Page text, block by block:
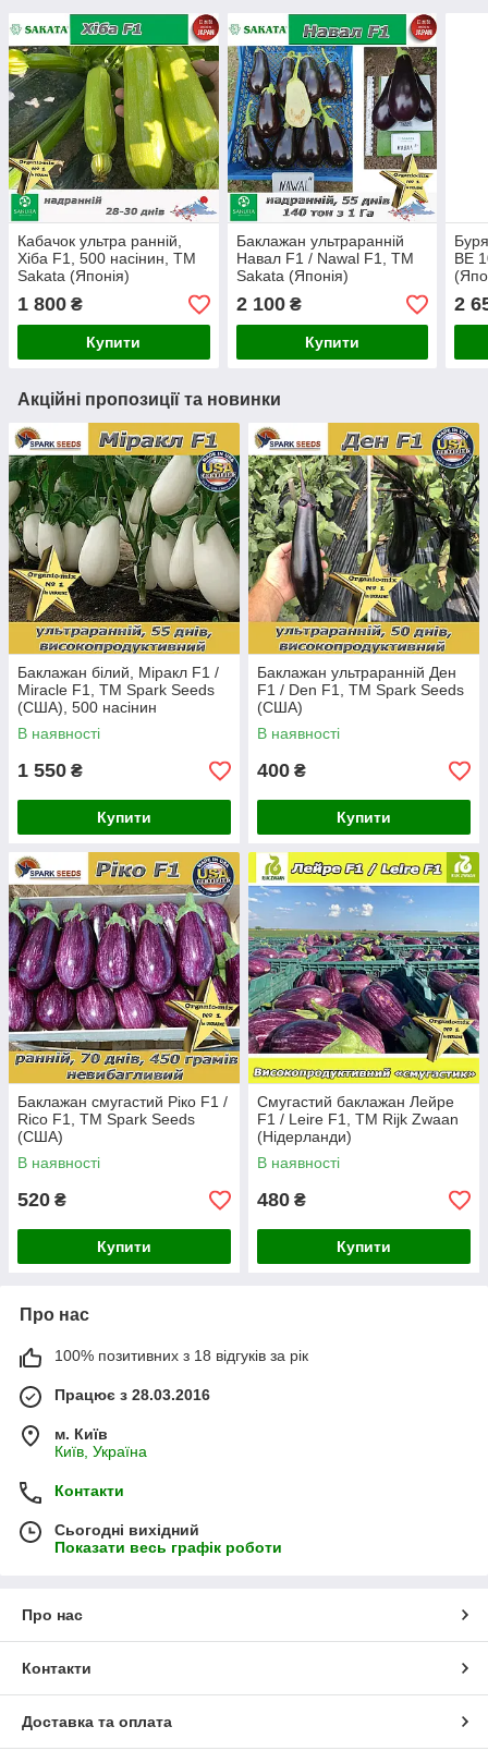
Кабачок ультра ранній,
Хіба F1, 500 насінин, ТМ
Sakata (Японія)
1 800 ₴
Купити
Баклажан ультраранній
Навал F1 / Nawal F1, ТМ
Sakata (Японія)
2 100₴
Купити
BE
2
Акційні пропозиції та новинки
Баклажан білий, Міракл F1 /
Miracle F1, ТМ Spark Seeds
(США), 500 насінин
В наявності
1 550 ₴
Купити
Баклажан ультраранній Ден
F1 / Den F1, ТМ Spark Seeds
(США)
В наявності
400 ₴
Купити
Баклажан смугастий Ріко F1 /
Rico F1, ТМ Spark Seeds
(США)
В наявності
520 ₴
Купити
Смугастий баклажан Лейре
F1 / Leire F1, ТМ Rijk Zwaan
(Нідерланди)
В наявності
480 ₴
Купити
Про нас
100% позитивних з 18 відгуків за рік
Працює з 28.03.2016
м. Київ
Київ, Україна
Контакти
Сьогодні вихідний
Показати весь графік роботи
Про нас
Контакти
Доставка та оплата